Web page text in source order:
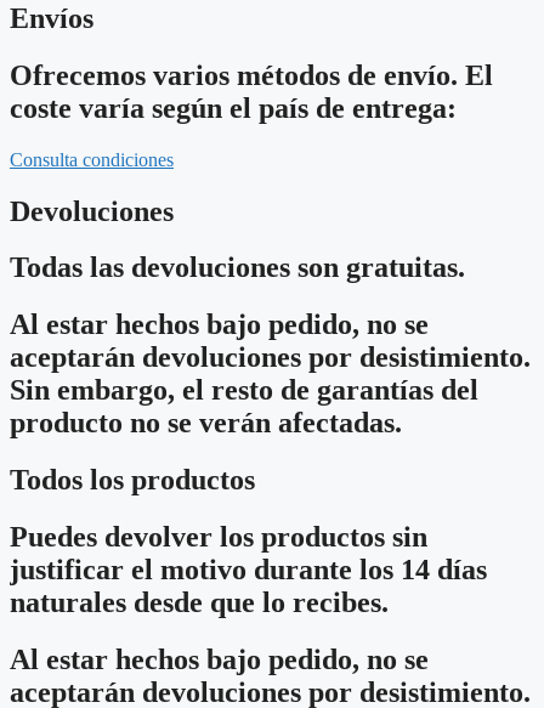
Envíos
Ofrecemos varios métodos de envío. El
coste varía según el país de entrega:
Consulta condiciones
Devoluciones
Todas las devoluciones son gratuitas.
Al estar hechos bajo pedido, no se
aceptarán devoluciones por desistimiento.
Sin embargo, el resto de garantías del
producto no se verán afectadas.
Todos los productos
Puedes devolver los productos sin
justificar el motivo durante los 14 días
naturales desde que lo recibes.
Al estar hechos bajo pedido, no se
aceptarán devoluciones por desistimiento.